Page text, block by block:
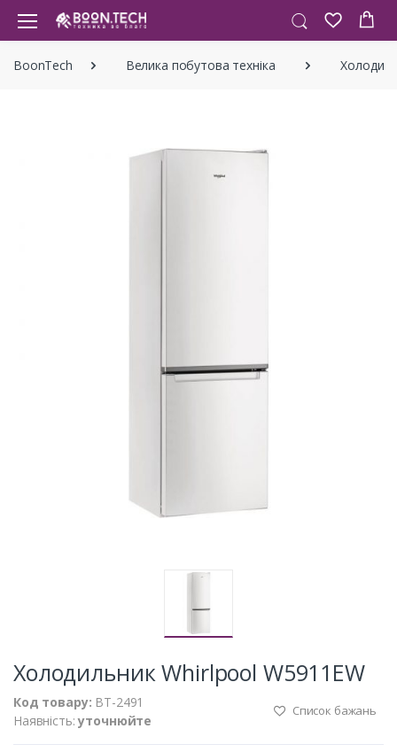
BoonTech Велика побутова техніка
Холодильник Whirlpool W5911EW
Код товару: BT-2491
Наявність:уточнюйте
Список бажань